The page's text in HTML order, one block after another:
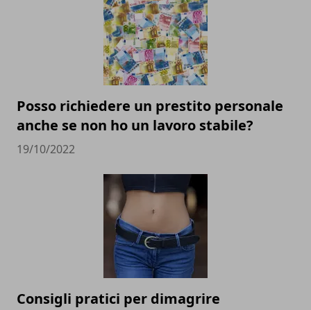
Posso richiedere un prestito personale
anche se non ho un lavoro stabile?
19/10/2022
Consigli pratici per dimagrire